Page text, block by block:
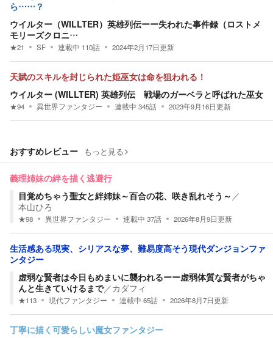
ら……？
ウイルター（WILLTER）英雄列伝ーー失われた事件録（ロストメ
モリーズクロニ…
★21 SF 連載中 110話 2024年2月17日更新
天賦のスキルを封じられた姫巫女は命を狙われる！
ウイルター (WILLTER) 英雄列伝 戦場のガーベラと呼ばれた巫女
★94 異世界ファンタジー 連載中 345話 2023年9月16日更新
おすすめレビュー もっと見る
義理姉妹の絆を描く逃避行
目覚めちゃう聖女と絆姉妹～百合の花、咲き乱れそう～ ／
本山ひろ
★98 異世界ファンタジー 連載中 37話 2026年8月9日更新
生活感ある現実、シリアスな夢、難易度高そう現代ダンジョンファ
ンタジー
虚弱な賢者は今日もめまいに襲われるーー虚弱体質な賢者がちゃ
んと生きていけるまで／カダフィ
★113 現代ファンタジー 連載中 65話 2026年8月7日更新
丁寧に描く可愛らしい魔女ファンタジー